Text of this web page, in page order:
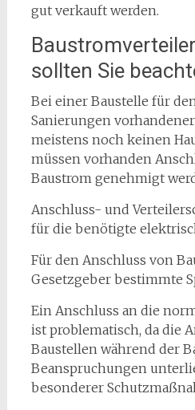
gut verkauft werden.
sollten Sie
Bei einer Baustelle für
Sanierungen
meistens noch keinen
müssen vorhanden
Baustrom genehmigt
Anschluss- und
für die benötigte
Für den Anschluss von
Gesetzgeber bestimmte
Ein Anschluss an die
ist problematisch, da die
Baustellen während der
Beanspruchungen
besonderer